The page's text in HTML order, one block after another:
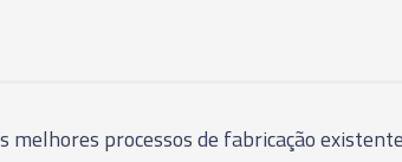
melhores processos de fabricação